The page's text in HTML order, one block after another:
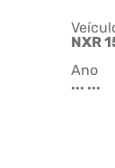
NXR
Ano
... ...